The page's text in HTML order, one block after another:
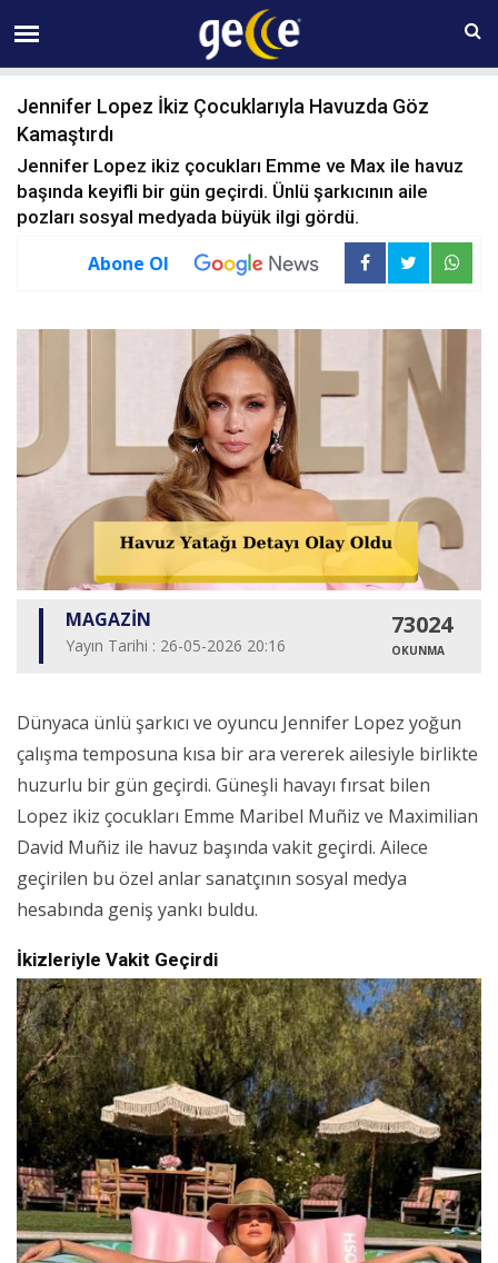
10 AĞUSTOS Pazartesi 07:37
Jennifer Lopez İkiz Çocuklarıyla Havuzda Göz
Kamaştırdı
Jennifer Lopez ikiz çocukları Emme ve Max ile havuz
başında keyifli bir gün geçirdi. Ünlü şarkıcının aile
pozları sosyal medyada büyük ilgi gördü.
Abone Ol
MAGAZİN
Yayın Tarihi : 26-05-2026 20:16
73024
OKUNMA
Dünyaca ünlü şarkıcı ve oyuncu Jennifer Lopez yoğun
çalışma temposuna kısa bir ara vererek ailesiyle birlikte
huzurlu bir gün geçirdi. Güneşli havayı fırsat bilen
Lopez ikiz çocukları Emme Maribel Muñiz ve Maximilian
David Muñiz ile havuz başında vakit geçirdi. Ailece
geçirilen bu özel anlar sanatçının sosyal medya
hesabında geniş yankı buldu.
İkizleriyle Vakit Geçirdi